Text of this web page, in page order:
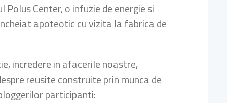
Center, o infuzie de energie si
apoteotic cu vizita la fabrica de
incredere in afacerile noastre,
reusite construite prin munca de
participanti: